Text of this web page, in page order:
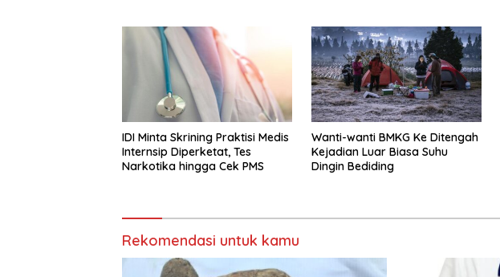
IDI Minta Skrining Praktisi Medis
Internsip Diperketat, Tes
Narkotika hingga Cek PMS
Wanti-wanti BMKG Ke Ditengah
Kejadian Luar Biasa Suhu
Dingin Bediding
Rekomendasi untuk kamu